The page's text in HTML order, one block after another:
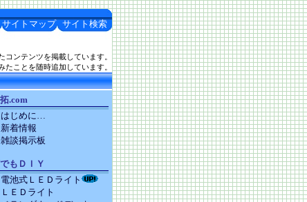
サイトマップ サイト検索
ンテンツを掲載しています。
ことを随時追加しています。
.com
はじめに…
新着情報
雑談掲示板
もＤＩＹ
電池式ＬＥＤライト
ＬＥＤライト